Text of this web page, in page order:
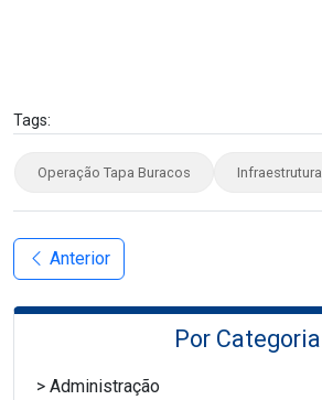
Tags:
Operação Tapa Buracos Infraestrutura
Anterior
Por Categoria
Administração